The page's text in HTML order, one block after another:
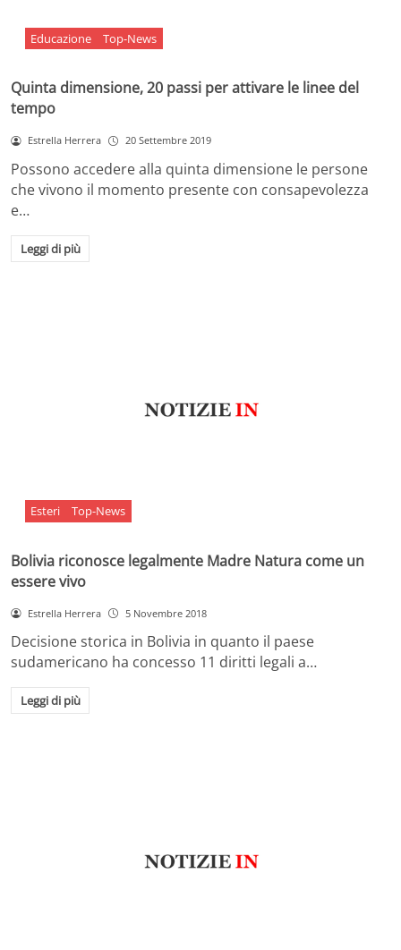
Educazione Top-News
Quinta dimensione, 20 passi per attivare le linee del
tempo
Estrella Herrera 20 Settembre 2019
Possono accedere alla quinta dimensione le persone
che vivono il momento presente con consapevolezza
e…
Leggi di più
Esteri Top-News
Bolivia riconosce legalmente Madre Natura come un
essere vivo
Estrella Herrera 5 Novembre 2018
Decisione storica in Bolivia in quanto il paese
sudamericano ha concesso 11 diritti legali a…
Leggi di più